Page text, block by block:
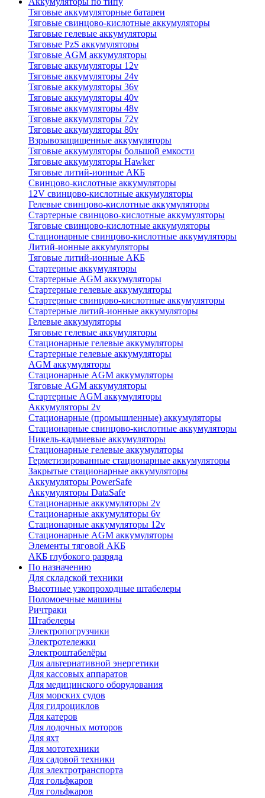
Тяговые аккумуляторные батареи
Тяговые свинцово-кислотные аккумуляторы
Тяговые гелевые аккумуляторы
Тяговые PzS аккумуляторы
Тяговые AGM аккумуляторы
Тяговые аккумуляторы 12v
Тяговые аккумуляторы 24v
Тяговые аккумуляторы 36v
Тяговые аккумуляторы 40v
Тяговые аккумуляторы 48v
Тяговые аккумуляторы 72v
Тяговые аккумуляторы 80v
Взрывозащищенные аккумуляторы
Тяговые аккумуляторы большой емкости
Тяговые аккумуляторы Hawker
Тяговые литий-ионные АКБ
Свинцово-кислотные аккумуляторы
12V свинцово-кислотные аккумуляторы
Гелевые свинцово-кислотные аккумуляторы
Стартерные свинцово-кислотные аккумуляторы
Тяговые свинцово-кислотные аккумуляторы
Стационарные свинцово-кислотные аккумуляторы
Литий-ионные аккумуляторы
Тяговые литий-ионные АКБ
Стартерные аккумуляторы
Стартерные AGM аккумуляторы
Стартерные гелевые аккумуляторы
Стартерные свинцово-кислотные аккумуляторы
Стартерные литий-ионные аккумуляторы
Гелевые аккумуляторы
Тяговые гелевые аккумуляторы
Стационарные гелевые аккумуляторы
Стартерные гелевые аккумуляторы
AGM аккумуляторы
Стационарные AGM аккумуляторы
Тяговые AGM аккумуляторы
Стартерные AGM аккумуляторы
Аккумуляторы 2v
Стационарные (промышленные) аккумуляторы
Стационарные свинцово-кислотные аккумуляторы
Никель-кадмиевые аккумуляторы
Стационарные гелевые аккумуляторы
Герметизированные стационарные аккумуляторы
Закрытые стационарные аккумуляторы
Аккумуляторы PowerSafe
Аккумуляторы DataSafe
Стационарные аккумуляторы 2v
Стационарные аккумуляторы 6v
Стационарные аккумуляторы 12v
Стационарные AGM аккумуляторы
Элементы тяговой АКБ
АКБ глубокого разряда
По назначению
Для складской техники
Высотные узкопроходные штабелеры
Поломоечные машины
Ричтраки
Штабелеры
Электропогрузчики
Электротележки
Электроштабелёры
Для альтернативной энергетики
Для кассовых аппаратов
Для медицинского оборудования
Для морских судов
Для гидроциклов
Для катеров
Для лодочных моторов
Для яхт
Для мототехники
Для садовой техники
Для электротранспорта
Для гольфкаров
Для гольфкаров